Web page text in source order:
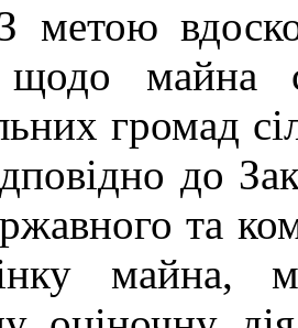
майна
громад
до
та
майна,